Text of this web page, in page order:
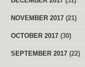
NOVEMBER 2017 (21)
OCTOBER 2017 (30)
SEPTEMBER 2017 (22)